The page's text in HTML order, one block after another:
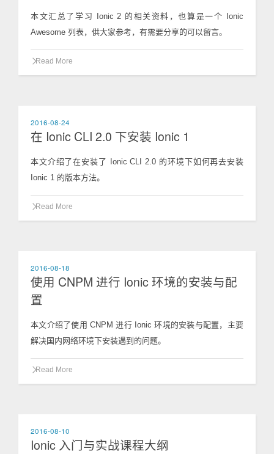
本文汇总了学习 Ionic 2 的相关资料，也算是一个 Ionic
Awesome 列表，供大家参考，有需要分享的可以留言。
Read More
2016-08-24
在 Ionic CLI 2.0 下安装 Ionic 1
本文介绍了在安装了 Ionic CLI 2.0 的环境下如何再去安装
Ionic 1 的版本方法。
Read More
2016-08-18
使用 CNPM 进行 Ionic 环境的安装与配
置
本文介绍了使用 CNPM 进行 Ionic 环境的安装与配置，主要
解决国内网络环境下安装遇到的问题。
Read More
2016-08-10
Ionic 入门与实战课程大纲